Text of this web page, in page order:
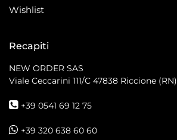
Wishlist
Recapiti
NEW ORDER SAS
Viale Ceccarini 111/C 47838 Riccione (RN)
+39 0541 69 12 75
+39 320 638 60 60